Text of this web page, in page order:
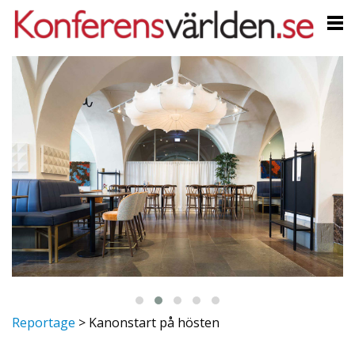
Reportage > Kanonstart på hösten